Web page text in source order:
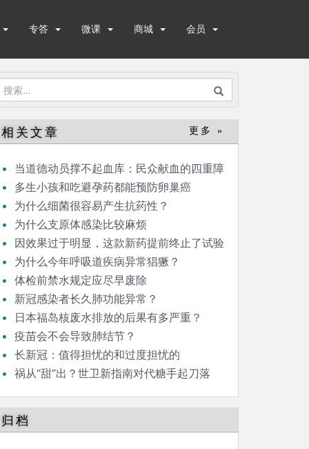
专答 微课 商城 会员
搜
：
相关文章 更多 »
当道德动员撑不起血库：民众献血的四重障
碍
多生小孩和吃避孕药都能预防卵巢癌
为什么细菌很容易产生抗药性？
为什么支原体感染比较麻烦
因效果过于明显，这款新药提前终止了试验
为什么今年呼吸道疾病异常猖獗？
体检前禁水规定应尽早废除
新冠感染者长久肺功能异常？
日本福岛核废水排放的后果有多严重？
疫苗会不会导致肺结节？
长新冠：值得担忧的和过度担忧的
祸从“甜”出？世卫新指南对代糖手起刀落
归档